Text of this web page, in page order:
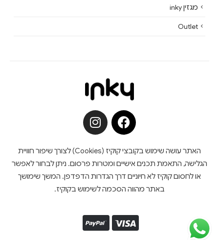
מגזין inky
Outlet
האתר עושה שימוש בקובצי קוקיז (Cookies) לצורך שיפור חוויית
הגלישה, התאמת תכנים אישיים ומטרות פרסום. ניתן לבחור לאפשר
או לחסום קוקיז לא חיוניים דרך הגדרות הדפדפן. המשך שימושך
באתר מהווה הסכמה לשימוש בקוקיז.